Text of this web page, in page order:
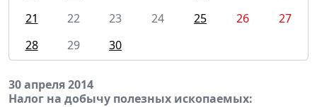
21
22 23 24 25 26
27
28
29 30
30 апреля 2014
Налог на добычу полезных ископаемых: